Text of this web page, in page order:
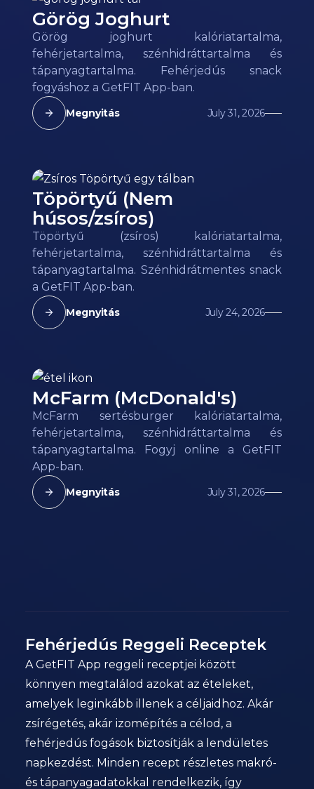
Görög Joghurt
Görög joghurt kalóriatartalma,
fehérjetartalma, szénhidráttartalma és
tápanyagtartalma. Fehérjedús snack
fogyáshoz a GetFIT App-ban.
Megnyitás July 31, 2026
Töpörtyű (Nem
húsos/zsíros)
Töpörtyű (zsíros) kalóriatartalma,
fehérjetartalma, szénhidráttartalma és
tápanyagtartalma. Szénhidrátmentes snack
a GetFIT App-ban.
Megnyitás July 24, 2026
McFarm (McDonald's)
McFarm sertésburger kalóriatartalma,
fehérjetartalma, szénhidráttartalma és
tápanyagtartalma. Fogyj online a GetFIT
App-ban.
Megnyitás July 31, 2026
Fehérjedús Reggeli Receptek
A GetFIT App reggeli receptjei között
könnyen megtalálod azokat az ételeket,
amelyek leginkább illenek a céljaidhoz. Akár
zsírégetés, akár izomépítés a célod, a
fehérjedús fogások biztosítják a lendületes
napkezdést. Minden recept részletes makró-
és tápanyagadatokkal rendelkezik, így